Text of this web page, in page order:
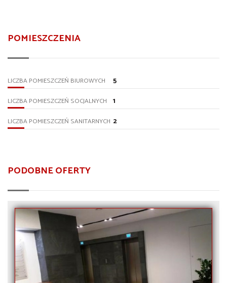
POMIESZCZENIA
LICZBA POMIESZCZEŃ BIUROWYCH 5
LICZBA POMIESZCZEŃ SOCJALNYCH 1
LICZBA POMIESZCZEŃ SANITARNYCH 2
PODOBNE OFERTY